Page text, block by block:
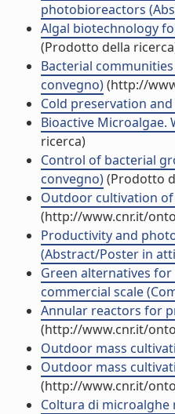
photobioreactors
Algal biotechnology
(Prodotto della
Bacterial
convegno)(http://
Cold preservation
Bioactive Microalgae.
ricerca)
Control of bacterial
convegno)(Prodotto
Outdoor cultivation
(http://www.cnr.it/
Productivity and
(Abstract/Poster in
Green alternatives
commercial scale
Annular reactors for
(http://www.cnr.it/
Outdoor mass
Outdoor mass
(http://www.cnr.it/
Coltura di